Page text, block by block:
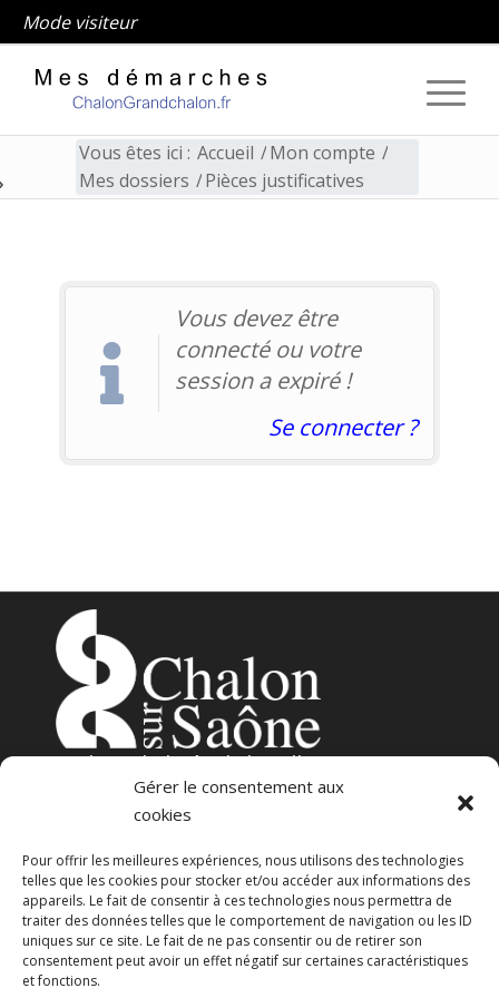
Mode visiteur
Vous êtes ici : Accueil /Mon compte /
Mes dossiers /Pièces justificatives
Pièces justificatives
Vous devez être
connecté ou votre
session a expiré !
Se connecter ?
3place de l’Hôtel-de-Ville
71100 – Chalon-sur-Saône
23 avenue Georges Pompidou
Gérer le consentement aux
cookies
Pour offrir les meilleures expériences, nous utilisons des technologies
telles que les cookies pour stocker et/ou accéder aux informations des
appareils. Le fait de consentir à ces technologies nous permettra de
traiter des données telles que le comportement de navigation ou les ID
uniques sur ce site. Le fait de ne pas consentir ou de retirer son
consentement peut avoir un effet négatif sur certaines caractéristiques
et fonctions.